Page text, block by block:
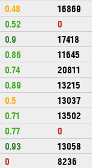
0.48 16869
0.52 0
0.9 17418
0.86 11645
0.74 20811
0.89 13215
0.5 13037
0.71 13502
0.77 0
0.93 13058
0 8236